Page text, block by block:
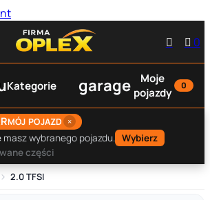

 0
Kategorie garage
Moje
pojazdy
0
MÓJ POJAZD ×
masz wybranego pojazdu. Wybierz
części
2.0 TFSI